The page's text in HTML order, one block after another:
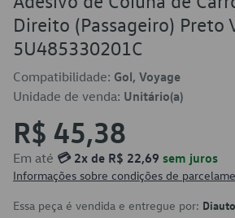
Direito (Passageiro) Preto
5U485330201C
Compatibilidade: Gol, Voyage
Unidade de venda: Unitário(a)
R$ 45,38
Em até 💳 2x de R$ 22,69 sem juros
Informações sobre condições de
Essa peça é vendida e entregue por: Diauto